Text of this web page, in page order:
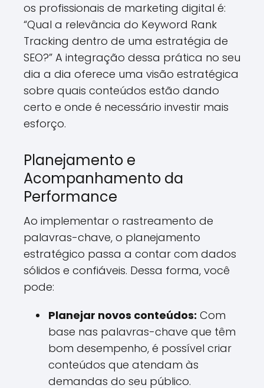
os profissionais de marketing digital é:
“Qual a relevância do Keyword Rank
Tracking dentro de uma estratégia de
SEO?” A integração dessa prática no seu
dia a dia oferece uma visão estratégica
sobre quais conteúdos estão dando
certo e onde é necessário investir mais
esforço.
Planejamento e
Acompanhamento da
Performance
Ao implementar o rastreamento de
palavras-chave, o planejamento
estratégico passa a contar com dados
sólidos e confiáveis. Dessa forma, você
pode:
Planejar novos conteúdos: Com
base nas palavras-chave que têm
bom desempenho, é possível criar
conteúdos que atendam às
demandas do seu público.